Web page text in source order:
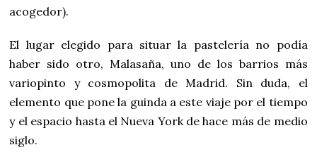
acogedor).
El lugar elegido para situar la pastelería no podía
haber sido otro, Malasaña, uno de los barrios más
variopinto y cosmopolita de Madrid. Sin duda, el
elemento que pone la guinda a este viaje por el tiempo
y el espacio hasta el Nueva York de hace más de medio
siglo.